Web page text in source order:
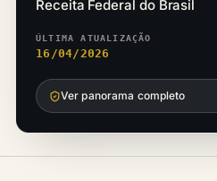
Receita Federal do Brasil
ÚLTIMA ATUALIZAÇÃO
16/04/2026
Ver panorama completo